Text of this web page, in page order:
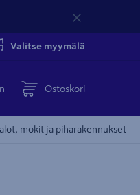
Valitse myymälä
Ostoskori
mökit ja piharakennukset